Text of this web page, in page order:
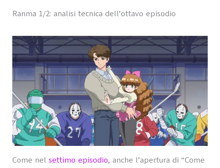
Ranma 1/2: analisi tecnica dell’ottavo episodio
Come nel settimo episodio, anche l’apertura di “Come